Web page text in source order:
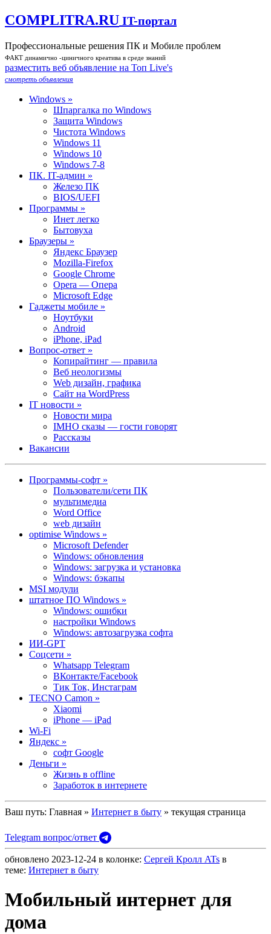
COMPLITRA.RU IT-портал
Профессиональные решения ПК и Мобиле проблем
ФАКТ динамично -циничного креатива в среде знаний
разместить веб объявление на Toп Live's
смотреть объявления
Windows »
Шпаргалка по Windows
Защита Windows
Чистота Windows
Windows 11
Windows 10
Windows 7-8
ПК. IT-админ »
Железо ПК
BIOS/UEFI
Программы »
Инет легко
Бытовуха
Браузеры »
Яндекс Браузер
Mozilla-Firefox
Google Chrome
Opera — Опера
Microsoft Edge
Гаджеты мобиле »
Ноутбуки
Android
iPhone, iPad
Вопрос-ответ »
Копирайтинг — правила
Веб неологизмы
Web дизайн, графика
Сайт на WordPress
IT новости »
Новости мира
IMHO сказы — гости говорят
Рассказы
Вакансии
Программы-софт »
Пользователи/сети ПК
мультимедиа
Word Office
web дизайн
optimise Windows »
Microsoft Defender
Windows: обновления
Windows: загрузка и установка
Windows: бэкапы
MSI модули
штатное ПО Windows »
Windows: ошибки
настройки Windows
Windows: автозагрузка софта
ИИ-GPT
Cоцсети »
Whatsapp Telegram
ВКонтакте/Facebook
Тик Ток, Инстаграм
TECNO Camon »
Xiaomi
iPhone — iPad
Wi-Fi
Яндекс »
софт Google
Деньги »
Жизнь в offline
Заработок в интернете
Ваш путь: Главная » Интернет в быту » текущая страница
Telegram вопрос/ответ
обновлено 2023-12-24 в колонке: Сергей Кролл ATs в
теме: Интернет в быту
Мобильный интернет для
дома